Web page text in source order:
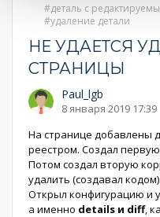
деталь с
удаление детали
НЕ УДАЕТСЯ
СТРАНИЦЫ
Paul_lgb
8 января 2019 17:39
На странице добавлены
реестром. Создал
Потом создал вторую
удалить (создавал
Открыл конфигурацию и
а именно details и diff,